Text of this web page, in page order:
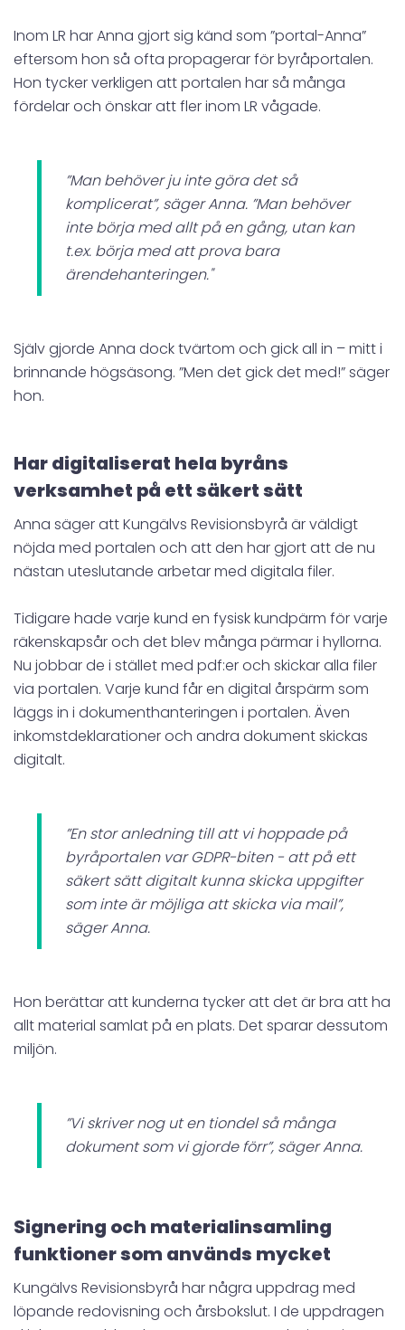
Inom LR har Anna gjort sig känd som ”portal-Anna”
eftersom hon så ofta propagerar för byråportalen.
Hon tycker verkligen att portalen har så många
fördelar och önskar att fler inom LR vågade.
”Man behöver ju inte göra det så
komplicerat”, säger Anna. ”Man behöver
inte börja med allt på en gång, utan kan
t.ex. börja med att prova bara
ärendehanteringen."
Själv gjorde Anna dock tvärtom och gick all in – mitt i
brinnande högsäsong. ”Men det gick det med!” säger
hon.
Har digitaliserat hela byråns
verksamhet på ett säkert sätt
Anna säger att Kungälvs Revisionsbyrå är väldigt
nöjda med portalen och att den har gjort att de nu
nästan uteslutande arbetar med digitala filer.
Tidigare hade varje kund en fysisk kundpärm för varje
räkenskapsår och det blev många pärmar i hyllorna.
Nu jobbar de i stället med pdf:er och skickar alla filer
via portalen. Varje kund får en digital årspärm som
läggs in i dokumenthanteringen i portalen. Även
inkomstdeklarationer och andra dokument skickas
digitalt.
”En stor anledning till att vi hoppade på
byråportalen var GDPR-biten - att på ett
säkert sätt digitalt kunna skicka uppgifter
som inte är möjliga att skicka via mail”,
säger Anna.
Hon berättar att kunderna tycker att det är bra att ha
allt material samlat på en plats. Det sparar dessutom
miljön.
”Vi skriver nog ut en tiondel så många
dokument som vi gjorde förr”, säger Anna.
Signering och materialinsamling
funktioner som används mycket
Kungälvs Revisionsbyrå har några uppdrag med
löpande redovisning och årsbokslut. I de uppdragen